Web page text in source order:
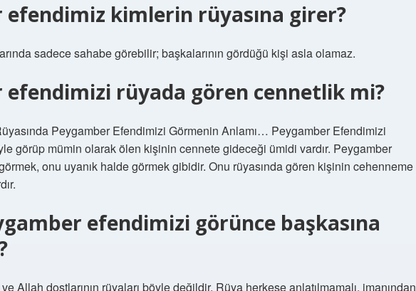
efendimiz kimlerin rüyasına girer?
sadece sahabe görebilir; başkalarının gördüğü kişi asla olamaz.
efendimizi rüyada gören cennetlik mi?
Peygamber Efendimizi Görmenin Anlamı… Peygamber Efendimizi
görüp mümin olarak ölen kişinin cennete gideceği ümidi vardır. Peygamber
onu uyanık halde görmek gibidir. Onu rüyasında gören kişinin cehenneme
efendimizi görünce başkasına
Allah dostlarının rüyaları böyle değildir. Rüya herkese anlatılmamalı, imanından